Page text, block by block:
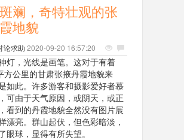
斓，奇特壮观的张
地貌
论求助 2020-09-20 16:57:20
灯，光线是画笔。这对于有着
方公里的甘肃张掖丹霞地貌来
如此。许多游客和摄影爱好者慕
可由于天气原因，或阴天，或正
看到的丹霞地貌全然没有图片展
漂亮。群山起伏，但色彩暗淡，
眼球，显得有所失望。